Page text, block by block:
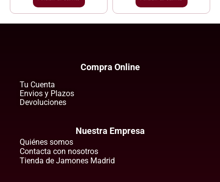
Compra Online
Tu Cuenta
Envios y Plazos
Devoluciones
Nuestra Empresa
Quiénes somos
Contacta con nosotros
Tienda de Jamones Madrid